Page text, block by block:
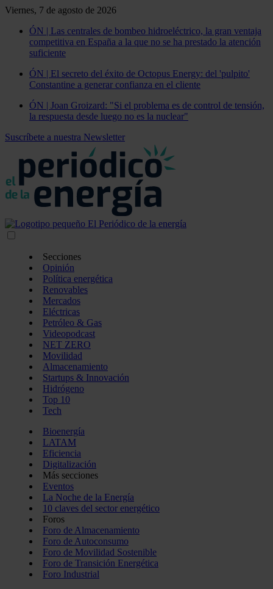
Viernes, 7 de agosto de 2026
ÓN | Las centrales de bombeo hidroeléctrico, la gran ventaja
competitiva en España a la que no se ha prestado la atención
suficiente
ÓN | El secreto del éxito de Octopus Energy: del 'pulpito'
Constantine a generar confianza en el cliente
ÓN | Joan Groizard: "Si el problema es de control de tensión,
la respuesta desde luego no es la nuclear"
Suscríbete a nuestra Newsletter
Secciones
Opinión
Política energética
Renovables
Mercados
Eléctricas
Petróleo & Gas
Videopodcast
NET ZERO
Movilidad
Almacenamiento
Startups & Innovación
Hidrógeno
Top 10
Tech
Bioenergía
LATAM
Eficiencia
Digitalización
Más secciones
Eventos
La Noche de la Energía
10 claves del sector energético
Foros
Foro de Almacenamiento
Foro de Autoconsumo
Foro de Movilidad Sostenible
Foro de Transición Energética
Foro Industrial